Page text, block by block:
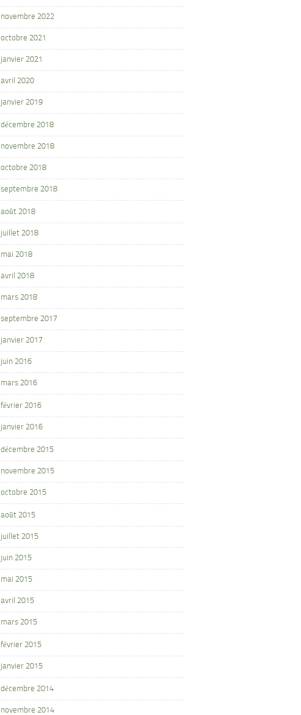
novembre 2022
octobre 2021
janvier 2021
avril 2020
janvier 2019
décembre 2018
novembre 2018
octobre 2018
septembre 2018
août 2018
juillet 2018
mai 2018
avril 2018
mars 2018
septembre 2017
janvier 2017
juin 2016
mars 2016
février 2016
janvier 2016
décembre 2015
novembre 2015
octobre 2015
août 2015
juillet 2015
juin 2015
mai 2015
avril 2015
mars 2015
février 2015
janvier 2015
décembre 2014
novembre 2014